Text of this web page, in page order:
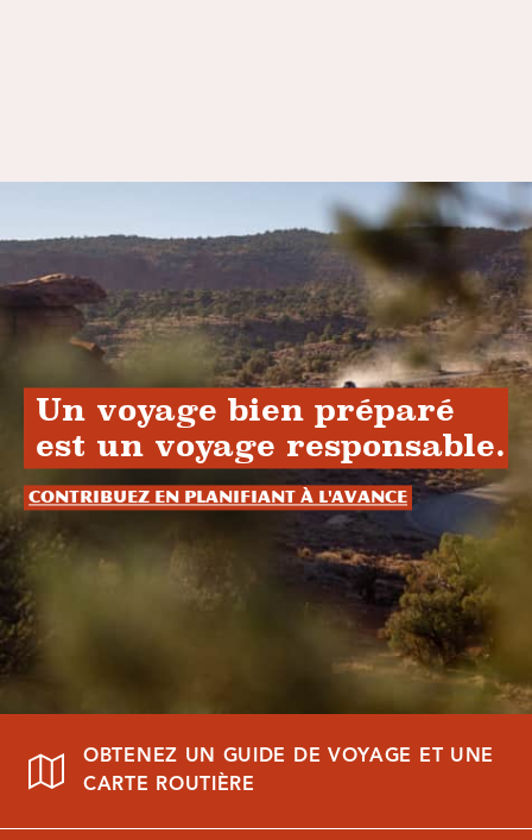
Un voyage bien préparé
est un voyage responsable.
Contribuez en planifiant à l'avance
OBTENEZ UN GUIDE DE VOYAGE ET UNE
CARTE ROUTIÈRE